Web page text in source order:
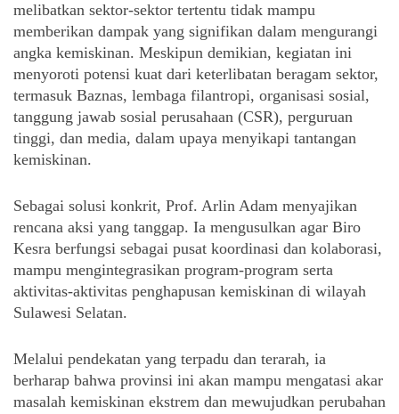
melibatkan sektor-sektor tertentu tidak mampu
memberikan dampak yang signifikan dalam mengurangi
angka kemiskinan. Meskipun demikian, kegiatan ini
menyoroti potensi kuat dari keterlibatan beragam sektor,
termasuk Baznas, lembaga filantropi, organisasi sosial,
tanggung jawab sosial perusahaan (CSR), perguruan
tinggi, dan media, dalam upaya menyikapi tantangan
kemiskinan.
Sebagai solusi konkrit, Prof. Arlin Adam menyajikan
rencana aksi yang tanggap. Ia mengusulkan agar Biro
Kesra berfungsi sebagai pusat koordinasi dan kolaborasi,
mampu mengintegrasikan program-program serta
aktivitas-aktivitas penghapusan kemiskinan di wilayah
Sulawesi Selatan.
Melalui pendekatan yang terpadu dan terarah, ia
berharap bahwa provinsi ini akan mampu mengatasi akar
masalah kemiskinan ekstrem dan mewujudkan perubahan